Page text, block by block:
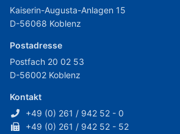
Kaiserin-Augusta-Anlagen 15
D-56068 Koblenz
Postadresse
Postfach 20 02 53
D-56002 Koblenz
Kontakt
+49 (0) 261 / 942 52 - 0
+49 (0) 261 / 942 52 - 52